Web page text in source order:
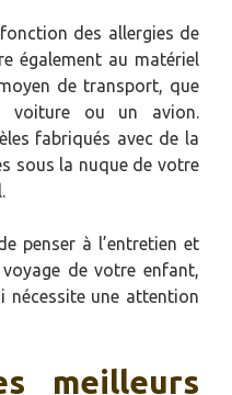
des allergies de
également au matériel
de transport, que
voiture ou un avion.
fabriqués avec de la
sous la nuque de votre
penser à l’entretien et
de votre enfant,
nécessite une attention
meilleurs